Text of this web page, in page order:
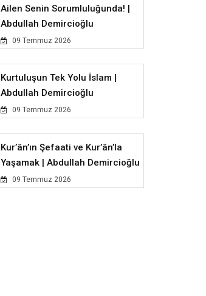
Ailen Senin Sorumluluğunda! |
Abdullah Demircioğlu
09 Temmuz 2026
Kurtuluşun Tek Yolu İslam |
Abdullah Demircioğlu
09 Temmuz 2026
Kur’ân’ın Şefaati ve Kur’ân’la
Yaşamak | Abdullah Demircioğlu
09 Temmuz 2026